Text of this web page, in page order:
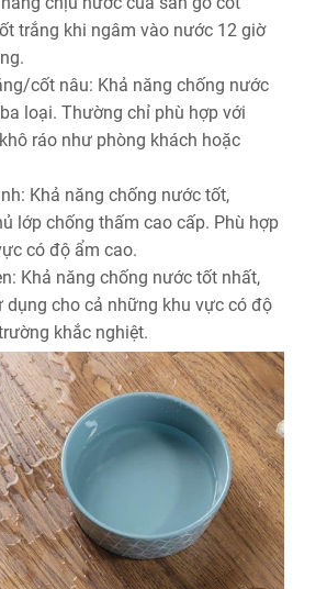
trắng khi ngâm vào nước 12 giờ
cốt nâu: Khả năng chống nước
loại. Thường chỉ phù hợp với
ráo như phòng khách hoặc
Khả năng chống nước tốt,
lớp chống thấm cao cấp. Phù hợp
có độ ẩm cao.
Khả năng chống nước tốt nhất,
cho cả những khu vực có độ
khắc nghiệt.